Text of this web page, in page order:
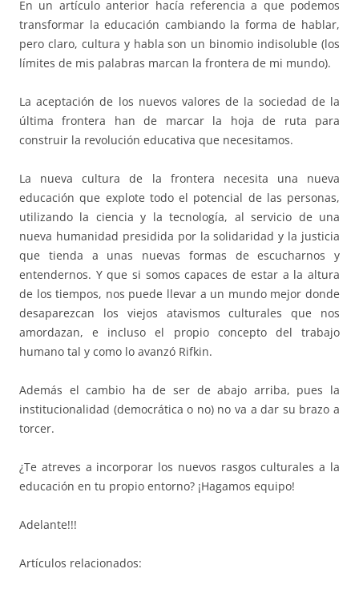
En un artículo anterior hacía referencia a que podemos
transformar la educación cambiando la forma de hablar,
pero claro, cultura y habla son un binomio indisoluble (los
límites de mis palabras marcan la frontera de mi mundo).
La aceptación de los nuevos valores de la sociedad de la
última frontera han de marcar la hoja de ruta para
construir la revolución educativa que necesitamos.
La nueva cultura de la frontera necesita una nueva
educación que explote todo el potencial de las personas,
utilizando la ciencia y la tecnología, al servicio de una
nueva humanidad presidida por la solidaridad y la justicia
que tienda a unas nuevas formas de escucharnos y
entendernos. Y que si somos capaces de estar a la altura
de los tiempos, nos puede llevar a un mundo mejor donde
desaparezcan los viejos atavismos culturales que nos
amordazan, e incluso el propio concepto del trabajo
humano tal y como lo avanzó Rifkin.
Además el cambio ha de ser de abajo arriba, pues la
institucionalidad (democrática o no) no va a dar su brazo a
torcer.
¿Te atreves a incorporar los nuevos rasgos culturales a la
educación en tu propio entorno? ¡Hagamos equipo!
Adelante!!!
Artículos relacionados: